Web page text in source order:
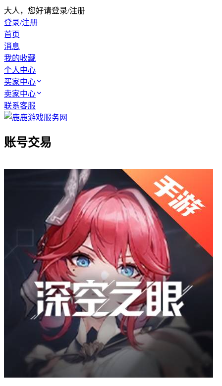
大人，您好请登录/注册
登录/注册
首页
消息
我的收藏
个人中心
买家中心
卖家中心
联系客服
账号交易